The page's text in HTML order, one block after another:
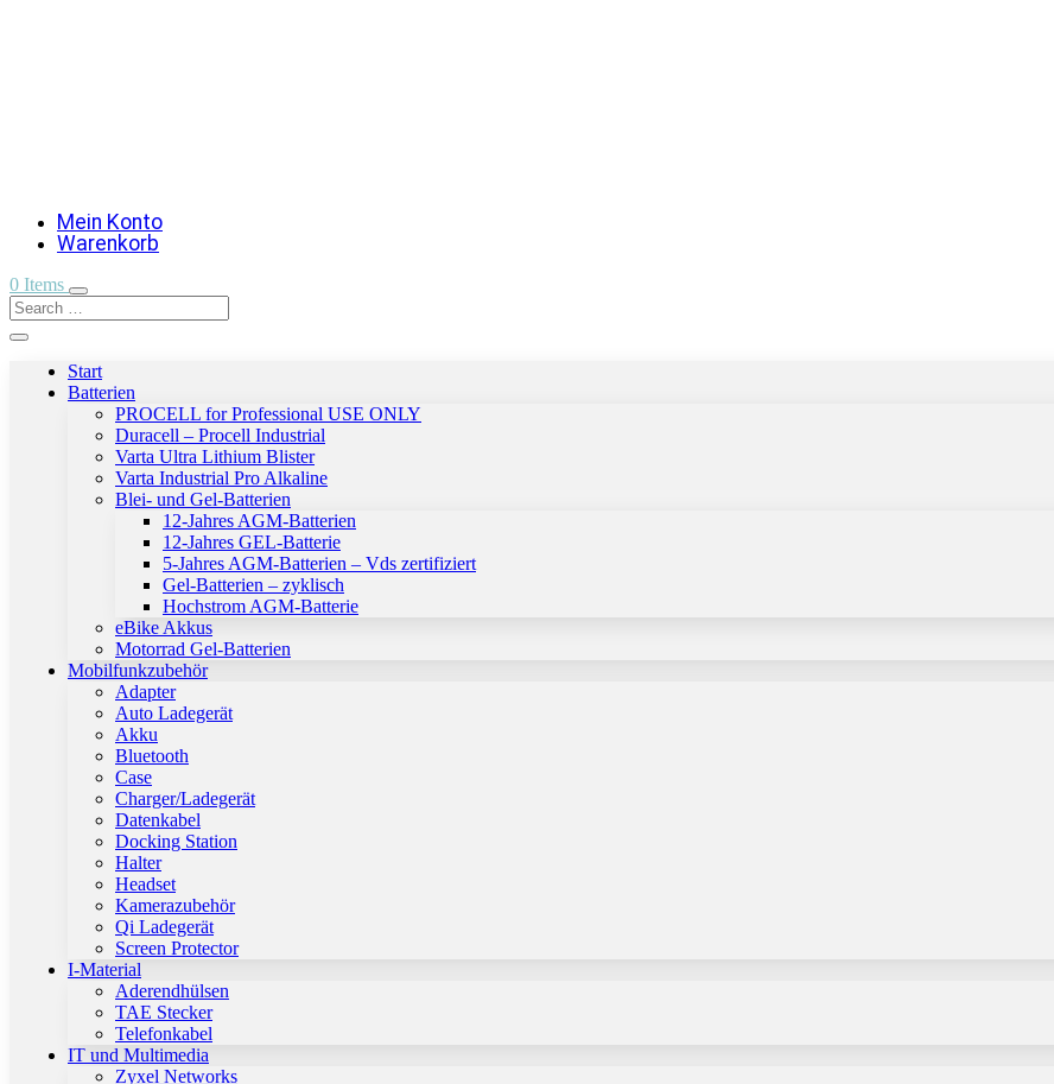
Mein Konto
Warenkorb
0 Items
Start
Batterien
PROCELL for Professional USE ONLY
Duracell – Procell Industrial
Varta Ultra Lithium Blister
Varta Industrial Pro Alkaline
Blei- und Gel-Batterien
12-Jahres AGM-Batterien
12-Jahres GEL-Batterie
5-Jahres AGM-Batterien – Vds zertifiziert
Gel-Batterien – zyklisch
Hochstrom AGM-Batterie
eBike Akkus
Motorrad Gel-Batterien
Mobilfunkzubehör
Adapter
Auto Ladegerät
Akku
Bluetooth
Case
Charger/Ladegerät
Datenkabel
Docking Station
Halter
Headset
Kamerazubehör
Qi Ladegerät
Screen Protector
I-Material
Aderendhülsen
TAE Stecker
Telefonkabel
IT und Multimedia
Zyxel Networks